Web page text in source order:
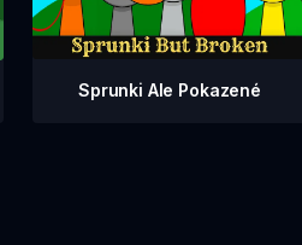
Sprunki Ale Pokazené